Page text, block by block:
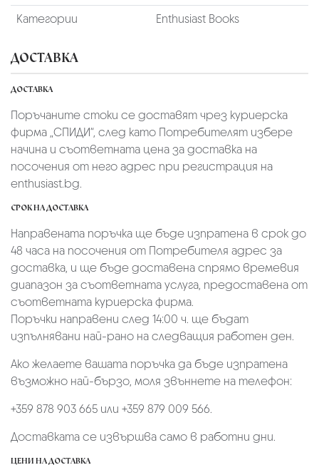
Категории
Enthusiast Books
ДОСТАВКА
ДОСТАВКА
Поръчаните стоки се доставят чрез куриерскa
фирмa „СПИДИ“, след като Потребителят избере
начина и съответната цена за доставка на
посочения от него адрес при регистрация на
enthusiast.bg.
СРОК НА ДОСТАВКА
Направената поръчка ще бъде изпратена в срок до
48 часа на посочения от Потребителя адрес за
доставка, и ще бъде доставена спрямо времевия
диапазон за съответната услуга, предоставена от
съответната куриерска фирма.
Поръчки направени след 14:00 ч. ще бъдат
изпълнявани най-рано на следващия работен ден.
Ако желаете вашата поръчка да бъде изпратена
възможно най-бързо, моля звъннете на телефон:
+359 878 903 665 или +359 879 009 566.
Доставката се извършва само в работни дни.
ЦЕНИ НА ДОСТАВКА